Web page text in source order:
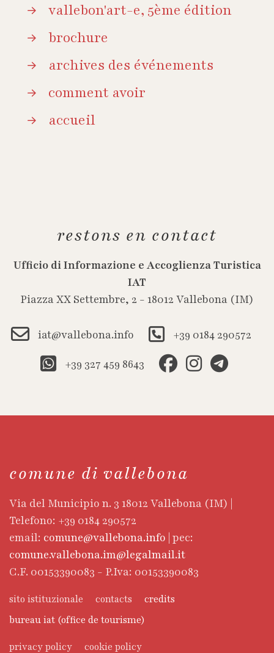
vallebon'art-e, 5ème édition
brochure
archives des événements
comment avoir
accueil
restons en contact
Ufficio di Informazione e Accoglienza Turistica
IAT
Piazza XX Settembre, 2 - 18012 Vallebona (IM)
iat@vallebona.info
+39 0184 290572
+39 327 459 8643
comune di vallebona
Via del Municipio n. 3 18012 Vallebona (IM) |
Telefono: +39 0184 290572
email: comune@vallebona.info | pec:
comune.vallebona.im@legalmail.it
C.F. 00153390083 - P.Iva: 00153390083
sito istituzionale contacts
credits
bureau iat (office de tourisme)
privacy policy cookie policy